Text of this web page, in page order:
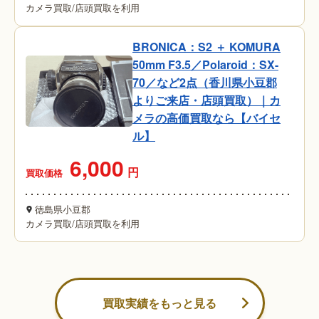
カメラ買取/店頭買取を利用
BRONICA：S2 ＋ KOMURA
50mm F3.5／Polaroid：SX-
70／など2点（香川県小豆郡
よりご来店・店頭買取）｜カ
メラの高価買取なら【バイセ
ル】
買取価格 6,000 円
徳島県小豆郡
カメラ買取/店頭買取を利用
買取実績をもっと見る